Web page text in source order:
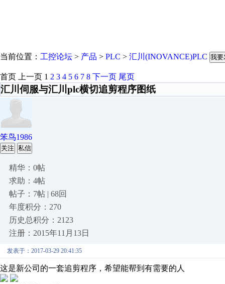
当前位置： 工控论坛 > 产品 > PLC > 汇川(INOVANCE)PLC 我要
首页 上一页 1 2 3 4 5 6 7 8 下一页 尾页
汇川伺服与汇川plc横切追剪程序图纸
笨鸟1986
关注 私信
精华：0帖
求助：4帖
帖子：7帖 | 68回
年度积分：270
历史总积分：2123
注册：2015年11月13日
发表于：2017-03-29 20:41:35
这是新公司的一套追剪程序，希望能帮到有需要的人